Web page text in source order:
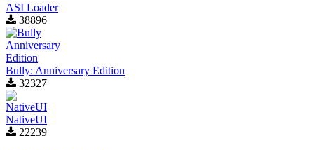
ASI Loader
38896
Bully: Anniversary Edition
32327
NativeUI
22239